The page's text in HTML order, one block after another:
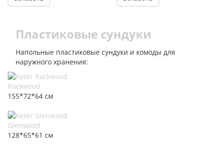
Пластиковые сундуки
Напольные пластиковые сундуки и комоды для
наружного хранения:
Rockwood
155*72*64 см
Glenwood
128*65*61 см